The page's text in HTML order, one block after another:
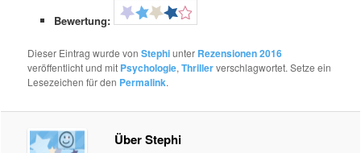
Bewertung:
Dieser Eintrag wurde vonStephiunter Rezensionen 2016
veröffentlicht und mit Psychologie,Thrillerverschlagwortet. Setze ein
Lesezeichen für den Permalink.
Über Stephi